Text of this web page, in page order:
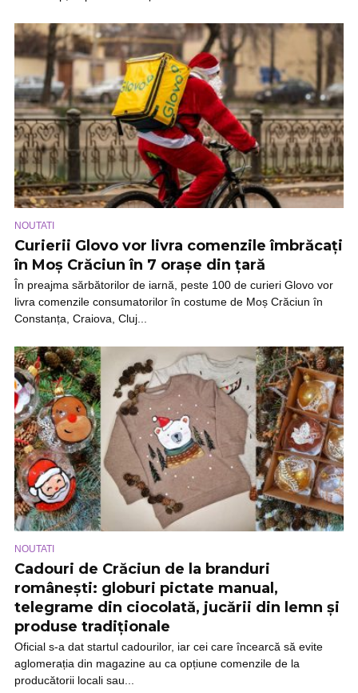
NOUTATI
Curierii Glovo vor livra comenzile îmbrăcați
în Moș Crăciun în 7 orașe din țară
În preajma sărbătorilor de iarnă, peste 100 de curieri Glovo vor
livra comenzile consumatorilor în costume de Moș Crăciun în
Constanța, Craiova, Cluj...
NOUTATI
Cadouri de Crăciun de la branduri
românești: globuri pictate manual,
telegrame din ciocolată, jucării din lemn și
produse tradiționale
Oficial s-a dat startul cadourilor, iar cei care încearcă să evite
aglomerația din magazine au ca opțiune comenzile de la
producătorii locali sau...